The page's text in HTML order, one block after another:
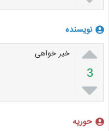
نویسنده

3

خیر خواهی
حوریه